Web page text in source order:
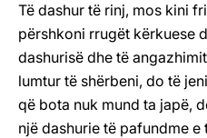
Të dashur të rinj, mos kini
përshkoni rrugët kërkuese
dashurisë dhe të
lumtur të shërbeni, do të
që bota nuk mund ta japë,
një dashurie të pafundme